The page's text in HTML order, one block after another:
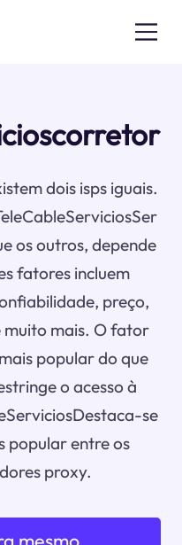
dois isps iguais.
os outros, depende
fatores incluem
preço,
muito mais. O fator
popular do que
o acesso à
se
popular entre os
proxy.